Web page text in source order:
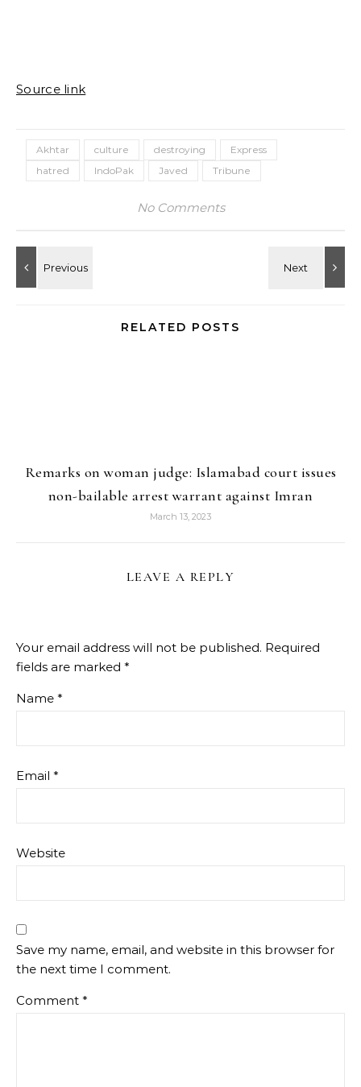
Source link
Akhtar culture destroying
Express
hatred
IndoPak Javed Tribune
No Comments
RELATED POSTS
Remarks on woman judge: Islamabad court issues
non-bailable arrest warrant against Imran
March 13, 2023
LEAVE A REPLY
Your email address will not be published. Required
fields are marked *
Name *
Email *
Website
Save my name, email, and website in this browser for
the next time I comment.
Comment *